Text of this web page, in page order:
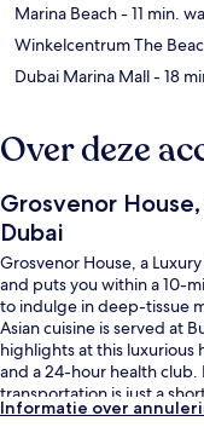
Marina Beach- 11 min.
Winkelcentrum The
Dubai Marina Mall- 18
Over deze
Grosvenor
Dubai
Grosvenor House, a
and puts you within a 10-
to indulge in deep-tissue
Asian cuisine is served at
highlights at this luxurious
and a 24-hour health
transportation is just a
minutes and Mina Seyahi
Informatie over